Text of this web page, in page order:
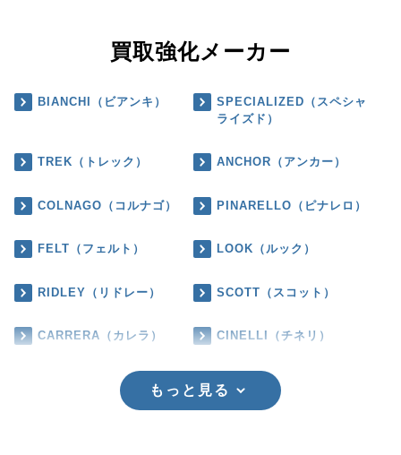
買取強化メーカー
BIANCHI（ビアンキ）
SPECIALIZED（スペシャ
ライズド）
TREK（トレック） ANCHOR（アンカー）
COLNAGO（コルナゴ） PINARELLO（ピナレロ）
FELT（フェルト） LOOK（ルック）
RIDLEY（リドレー） SCOTT（スコット）
CARRERA（カレラ） CINELLI（チネリ）
もっと見る